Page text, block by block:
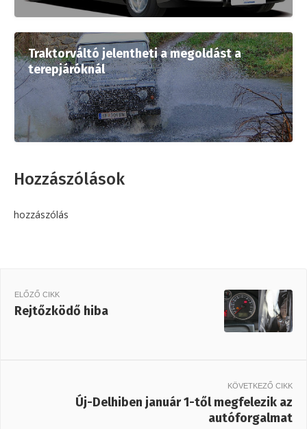
Traktorváltó jelentheti a megoldást a
terepjáróknál
Hozzászólások
hozzászólás
ELŐZŐ CIKK
Rejtőzködő hiba
KÖVETKEZŐ CIKK
Új-Delhiben január 1-től megfelezik az
autóforgalmat